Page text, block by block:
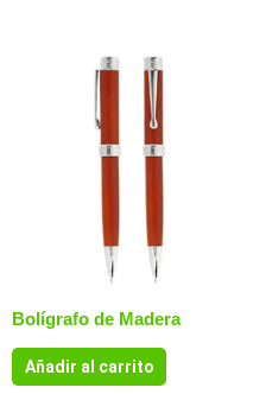
Bolígrafo de Madera
Añadir al carrito